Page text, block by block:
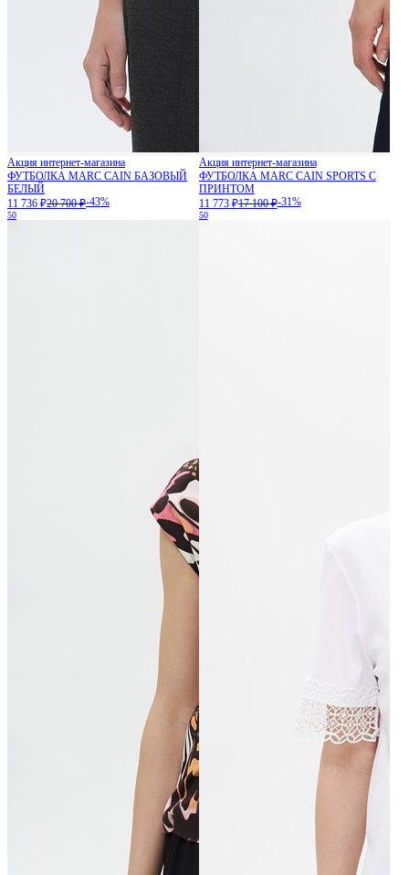
Акция интернет-магазина
ФУТБОЛКА MARC CAIN БАЗОВЫЙ
БЕЛЫЙ
11 736 ₽20 700 ₽-43%
50
Акция интернет-магазина
ФУТБОЛКА MARC CAIN SPORTS С
ПРИНТОМ
11 773 ₽17 100 ₽-31%
50